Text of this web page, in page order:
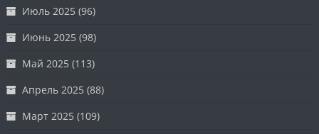
Июль 2025 (96)
Июнь 2025 (98)
Май 2025 (113)
Апрель 2025 (88)
Март 2025 (109)